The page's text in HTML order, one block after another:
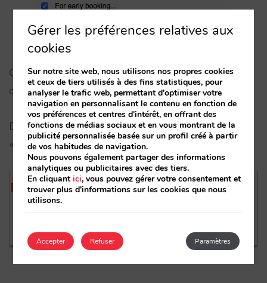
Où pouvez-vous sélectionner cette option pour
que cela s’affiche ?
Dans la configuration de chaque offre, sur l’onglet
« Marketing ».
Gérer les préférences relatives aux
cookies
Sur notre site web, nous utilisons nos propres cookies
et ceux de tiers utilisés à des fins statistiques, pour
analyser le trafic web, permettant d'optimiser votre
navigation en personnalisant le contenu en fonction de
vos préférences et centres d'intérêt, en offrant des
fonctions de médias sociaux et en vous montrant de la
publicité personnalisée basée sur un profil créé à partir
de vos habitudes de navigation.
Nous pouvons également partager des informations
analytiques ou publicitaires avec des tiers.
En cliquantici, vous pouvez gérer votre consentement et
trouver plus d'informations sur les cookies que nous
utilisons.
Accepter Paramètres
Refuser